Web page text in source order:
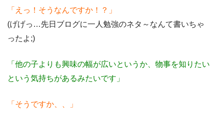
「えっ！そうなんですか！？」
(げげっ…先日ブログに一人勉強のネタ～なんて書いちゃ
ったよ;)
「他の子よりも興味の幅が広いというか、物事を知りたい
という気持ちがあるみたいです」
「そうですか、、」